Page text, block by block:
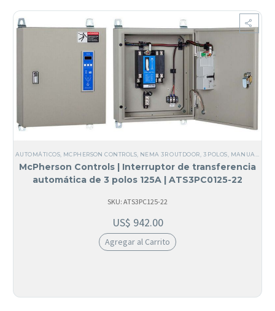
AUTOMÁTICOS, MCPHERSON CONTROLS, NEMA 3R OUTDOOR 3 POLOS MANUALES
McPherson Controls | Interruptor de transferencia
automática de 3 polos 125A | ATS3PC0125-22
SKU: ATS3PC125-22
US$ 942.00
Agregar al Carrito